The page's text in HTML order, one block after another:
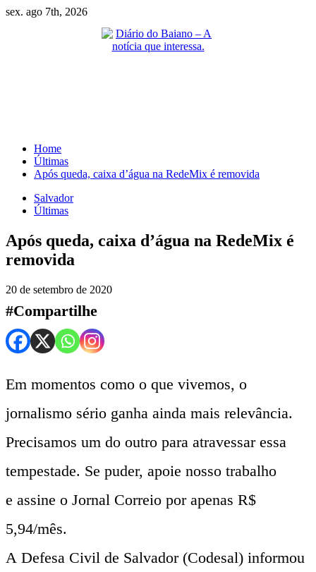
Skip
sex. ago 7th, 2026
Home
Últimas
Após queda, caixa d’água na RedeMix é removida
Salvador
Últimas
Após queda, caixa d’água na RedeMix é
removida
20 de setembro de 2020
#Compartilhe
Em momentos como o que vivemos, o
jornalismo sério ganha ainda mais relevância.
Precisamos um do outro para atravessar essa
tempestade. Se puder, apoie nosso trabalho
e assine o Jornal Correio por apenas R$
5,94/mês.
A Defesa Civil de Salvador (Codesal) informou